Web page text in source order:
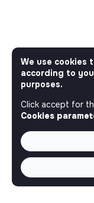
We use cookies
according to
purposes.
Click accept for
Cookies